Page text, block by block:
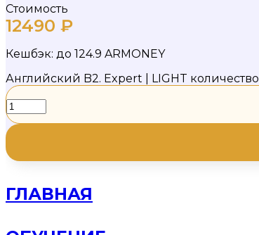
Стоимость
12490 ₽
Кешбэк: до 124.9 ARMONEY
Английский B2. Expert | LIGHT количество
ГЛАВНАЯ